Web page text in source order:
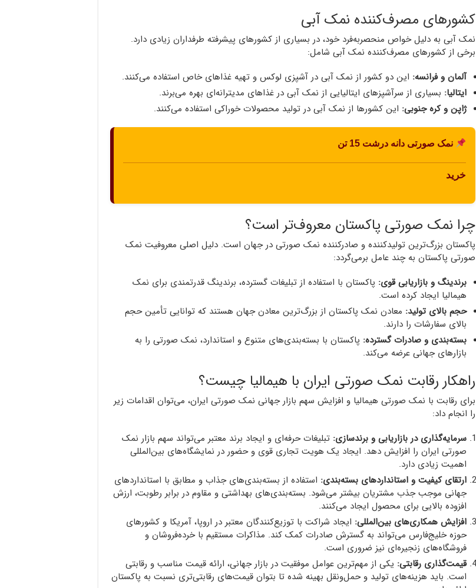
کشورهای مصرف‌کننده نمک آبی
نمک آبی به دلیل خواص منحصربه‌فرد خود، در بسیاری از کشورهای پیشرفته طرفداران زیادی دارد.
برخی از کشورهای مصرف‌کننده نمک آبی شامل:
آلمان و فرانسه: این دو کشور از نمک آبی در آشپزی لوکس و تهیه غذاهای خاص استفاده می‌کنند.
ایتالیا: بسیاری از سرآشپزهای ایتالیایی از نمک آبی در غذاهای مدیترانه‌ای بهره می‌برند.
ژاپن و کره جنوبی: این کشورها از نمک آبی در تولید محصولات خوراکی استفاده می‌کنند.
نمک صورتی دانه درشت 15 تن
خرید
چرا نمک صورتی پاکستان معروف‌تر است؟
پاکستان بزرگ‌ترین تولیدکننده و صادرکننده نمک صورتی در جهان است. دلیل اصلی معروفیت نمک
صورتی پاکستان به چند عامل برمی‌گردد:
برندینگ و بازاریابی قوی: پاکستان با استفاده از تبلیغات گسترده، برندینگ قدرتمندی برای نمک
هیمالیا ایجاد کرده است.
حجم بالای تولید: معادن نمک پاکستان از بزرگ‌ترین معادن جهان هستند که توانایی تأمین حجم
بالای سفارشات را دارند.
بسته‌بندی و صادرات گسترده: پاکستان با بسته‌بندی‌های متنوع و استاندارد، نمک صورتی را به
بازارهای جهانی عرضه می‌کند.
راهکار رقابت نمک صورتی ایران با هیمالیا چیست؟
برای رقابت با نمک صورتی هیمالیا و افزایش سهم بازار جهانی نمک صورتی ایران، می‌توان اقدامات زیر
را انجام داد:
سرمایه‌گذاری در بازاریابی و برندسازی: تبلیغات حرفه‌ای و ایجاد برند معتبر می‌تواند سهم بازار نمک
صورتی ایران را افزایش دهد. ایجاد یک هویت تجاری قوی و حضور در نمایشگاه‌های بین‌المللی
اهمیت زیادی دارد.
ارتقای کیفیت و استانداردهای بسته‌بندی: استفاده از بسته‌بندی‌های جذاب و مطابق با استانداردهای
جهانی موجب جذب مشتریان بیشتر می‌شود. بسته‌بندی‌های بهداشتی و مقاوم در برابر رطوبت، ارزش
افزوده بالایی برای محصول ایجاد می‌کنند.
افزایش همکاری‌های بین‌المللی: ایجاد شراکت با توزیع‌کنندگان معتبر در اروپا، آمریکا و کشورهای
حوزه خلیج‌فارس می‌تواند به گسترش صادرات کمک کند. مذاکرات مستقیم با خرده‌فروشان و
فروشگاه‌های زنجیره‌ای نیز ضروری است.
قیمت‌گذاری رقابتی: یکی از مهم‌ترین عوامل موفقیت در بازار جهانی، ارائه قیمت مناسب و رقابتی
است. باید هزینه‌های تولید و حمل‌ونقل بهینه شده تا بتوان قیمت‌های رقابتی‌تری نسبت به پاکستان